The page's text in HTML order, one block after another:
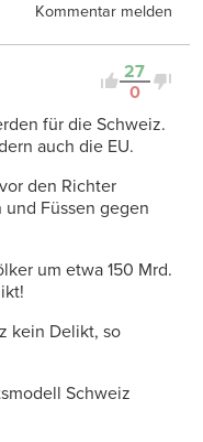
Kommentar melden
27
0
für die Schweiz.
auch die EU.
den Richter
Füssen gegen
um etwa 150 Mrd.
kein Delikt, so
Schweiz